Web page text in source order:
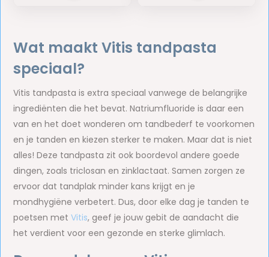
Wat maakt Vitis tandpasta
speciaal?
Vitis tandpasta is extra speciaal vanwege de belangrijke
ingrediënten die het bevat. Natriumfluoride is daar een
van en het doet wonderen om tandbederf te voorkomen
en je tanden en kiezen sterker te maken. Maar dat is niet
alles! Deze tandpasta zit ook boordevol andere goede
dingen, zoals triclosan en zinklactaat. Samen zorgen ze
ervoor dat tandplak minder kans krijgt en je
mondhygiëne verbetert. Dus, door elke dag je tanden te
poetsen metVitis, geef je jouw gebit de aandacht die
het verdient voor een gezonde en sterke glimlach.